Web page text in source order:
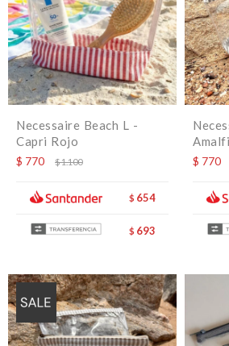
Necessaire Beach L -
Capri Rojo
$ 770 $1.100
$ 654
$ 693
$ 770